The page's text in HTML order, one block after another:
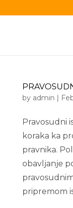
by admin |
Pravosudni
koraka ka
pravnika.
obavljanje
pripremom